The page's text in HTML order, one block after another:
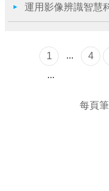
運用影像辨識智慧
1 ... 4
...
每頁